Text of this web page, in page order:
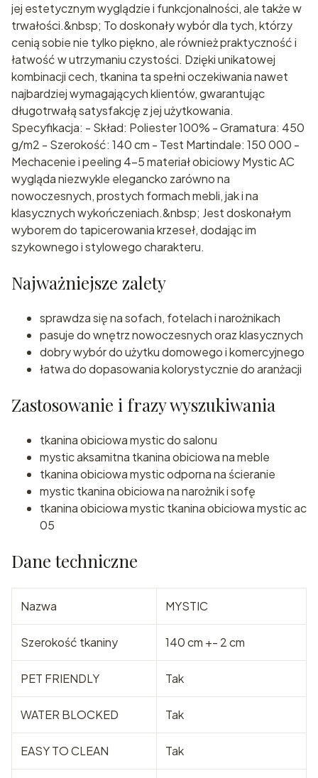
jej estetycznym wyglądzie i funkcjonalności, ale także w
trwałości.&nbsp; To doskonały wybór dla tych, którzy
cenią sobie nie tylko piękno, ale również praktyczność i
łatwość w utrzymaniu czystości. Dzięki unikatowej
kombinacji cech, tkanina ta spełni oczekiwania nawet
najbardziej wymagających klientów, gwarantując
długotrwałą satysfakcję z jej użytkowania.
Specyfikacja: - Skład: Poliester 100% - Gramatura: 450
g/m2 - Szerokość: 140 cm - Test Martindale: 150 000 -
Mechacenie i peeling 4-5 materiał obiciowy Mystic AC
wygląda niezwykle elegancko zarówno na
nowoczesnych, prostych formach mebli, jak i na
klasycznych wykończeniach.&nbsp; Jest doskonałym
wyborem do tapicerowania krzeseł, dodając im
szykownego i stylowego charakteru.
Najważniejsze zalety
sprawdza się na sofach, fotelach i narożnikach
pasuje do wnętrz nowoczesnych oraz klasycznych
dobry wybór do użytku domowego i komercyjnego
łatwa do dopasowania kolorystycznie do aranżacji
Zastosowanie i frazy wyszukiwania
tkanina obiciowa mystic do salonu
mystic aksamitna tkanina obiciowa na meble
tkanina obiciowa mystic odporna na ścieranie
mystic tkanina obiciowa na narożnik i sofę
tkanina obiciowa mystic tkanina obiciowa mystic ac
05
Dane techniczne
Nazwa MYSTIC
Szerokość tkaniny 140 cm +- 2 cm
PET FRIENDLY Tak
WATER BLOCKED Tak
EASY TO CLEAN Tak